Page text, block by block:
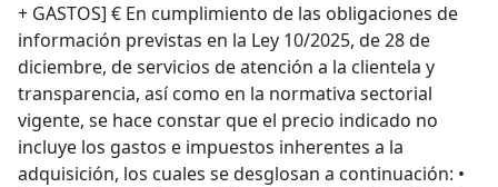
+ GASTOS] € En cumplimiento de las obligaciones de
información previstas en la Ley 10/2025, de 28 de
diciembre, de servicios de atención a la clientela y
transparencia, así como en la normativa sectorial
vigente, se hace constar que el precio indicado no
incluye los gastos e impuestos inherentes a la
adquisición, los cuales se desglosan a continuación: •